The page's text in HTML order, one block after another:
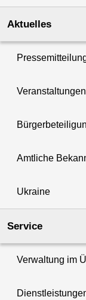
Aktuelles
Veranstaltungen
Amtliche
Ukraine
Service
Verwaltung im